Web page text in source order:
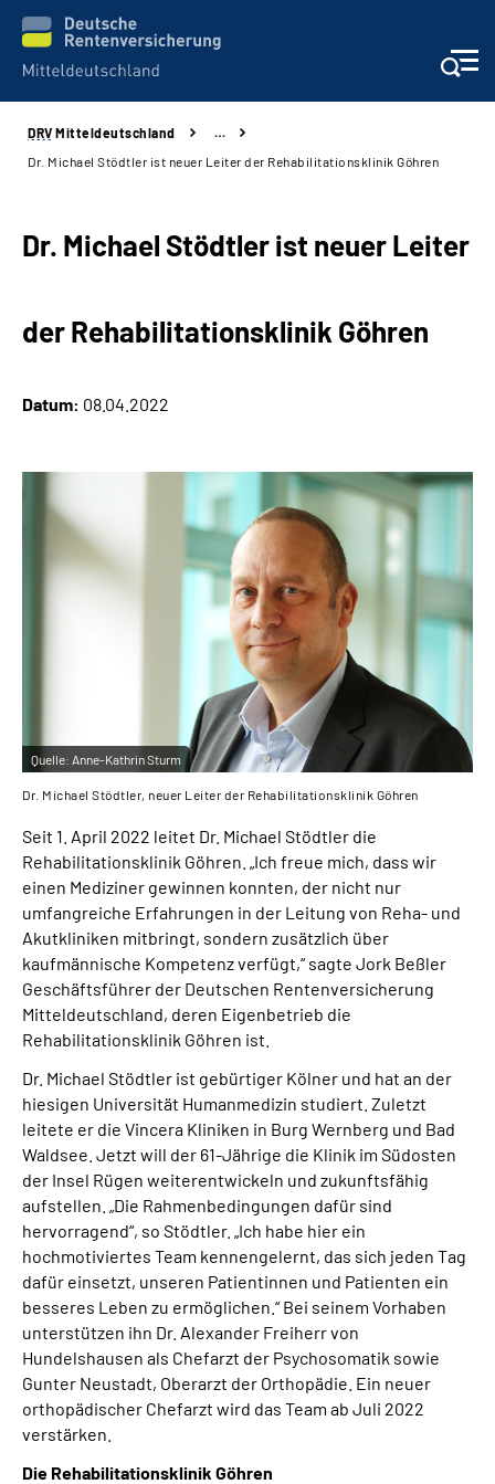
Aktuelles
Karriere
Online-Services
Inhalte in Gebärdensprache (DGS)
Mein Kundenportal
DRV Mitteldeutschland
…
Dr. Michael Stödtler ist neuer Leiter der Rehabilitationsklinik Göhren
Dr. Michael Stödtler ist neuer Leiter
der Rehabilitationsklinik Göhren
Datum: 08.04.2022
Quelle: Anne-Kathrin Sturm
Dr. Michael Stödtler, neuer Leiter der Rehabilitationsklinik Göhren
Seit 1. April 2022 leitet Dr. Michael Stödtler die
Rehabilitationsklinik Göhren. „Ich freue mich, dass wir
einen Mediziner gewinnen konnten, der nicht nur
umfangreiche Erfahrungen in der Leitung von Reha- und
Akutkliniken mitbringt, sondern zusätzlich über
kaufmännische Kompetenz verfügt,“ sagte Jork Beßler
Geschäftsführer der Deutschen Rentenversicherung
Mitteldeutschland, deren Eigenbetrieb die
Rehabilitationsklinik Göhren ist.
Dr. Michael Stödtler ist gebürtiger Kölner und hat an der
hiesigen Universität Humanmedizin studiert. Zuletzt
leitete er die Vincera Kliniken in Burg Wernberg und Bad
Waldsee. Jetzt will der 61-Jährige die Klinik im Südosten
der Insel Rügen weiterentwickeln und zukunftsfähig
aufstellen. „Die Rahmenbedingungen dafür sind
hervorragend“, so Stödtler. „Ich habe hier ein
hochmotiviertes Team kennengelernt, das sich jeden Tag
dafür einsetzt, unseren Patientinnen und Patienten ein
besseres Leben zu ermöglichen.“ Bei seinem Vorhaben
unterstützen ihn Dr. Alexander Freiherr von
Hundelshausen als Chefarzt der Psychosomatik sowie
Gunter Neustadt, Oberarzt der Orthopädie. Ein neuer
orthopädischer Chefarzt wird das Team ab Juli 2022
verstärken.
Die Rehabilitationsklinik Göhren